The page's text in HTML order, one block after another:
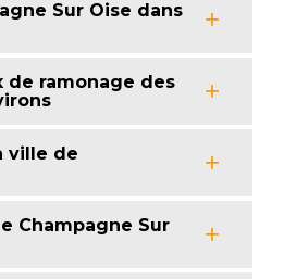
Sur Oise dans
de ramonage des
ville de
Champagne Sur